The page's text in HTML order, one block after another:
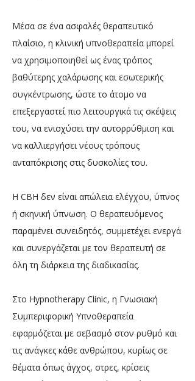
Μέσα σε ένα ασφαλές θεραπευτικό
πλαίσιο, η κλινική υπνοθεραπεία μπορεί
να χρησιμοποιηθεί ως ένας τρόπος
βαθύτερης χαλάρωσης και εσωτερικής
συγκέντρωσης, ώστε το άτομο να
επεξεργαστεί πιο λειτουργικά τις σκέψεις
του, να ενισχύσει την αυτορρύθμιση και
να καλλιεργήσει νέους τρόπους
ανταπόκρισης στις δυσκολίες του.
Η CBH δεν είναι απώλεια ελέγχου, ύπνος
ή σκηνική ύπνωση. Ο θεραπευόμενος
παραμένει συνειδητός, συμμετέχει ενεργά
και συνεργάζεται με τον θεραπευτή σε
όλη τη διάρκεια της διαδικασίας.
Στο Hypnotherapy Clinic, η Γνωσιακή
Συμπεριφορική Υπνοθεραπεία
εφαρμόζεται με σεβασμό στον ρυθμό και
τις ανάγκες κάθε ανθρώπου, κυρίως σε
θέματα όπως άγχος, στρες, κρίσεις